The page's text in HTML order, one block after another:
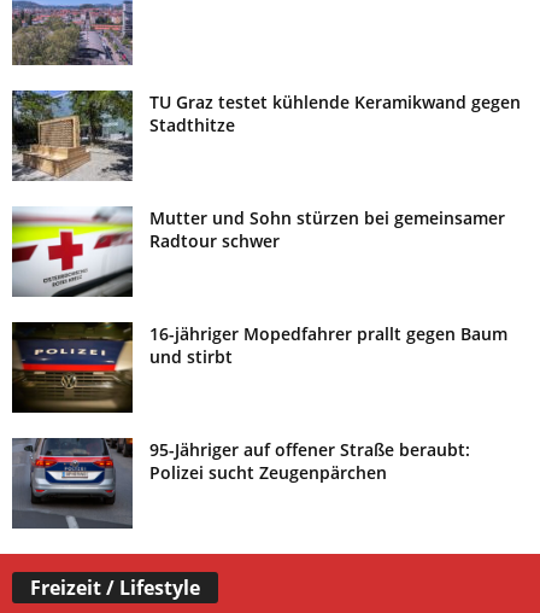
TU Graz testet kühlende Keramikwand gegen
Stadthitze
Mutter und Sohn stürzen bei gemeinsamer
Radtour schwer
16-jähriger Mopedfahrer prallt gegen Baum
und stirbt
95-Jähriger auf offener Straße beraubt:
Polizei sucht Zeugenpärchen
Freizeit / Lifestyle